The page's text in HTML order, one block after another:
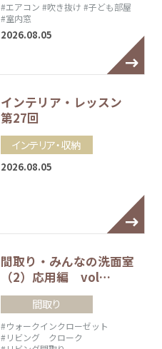
#エアコン #吹き抜け #子ども部屋
#室内窓
2026.08.05
インテリア・レッスン
第27回
インテリア・収納
2026.08.05
間取り・みんなの洗面室
（2）応用編 vol…
間取り
#ウォークインクローゼット
#リビング クローク